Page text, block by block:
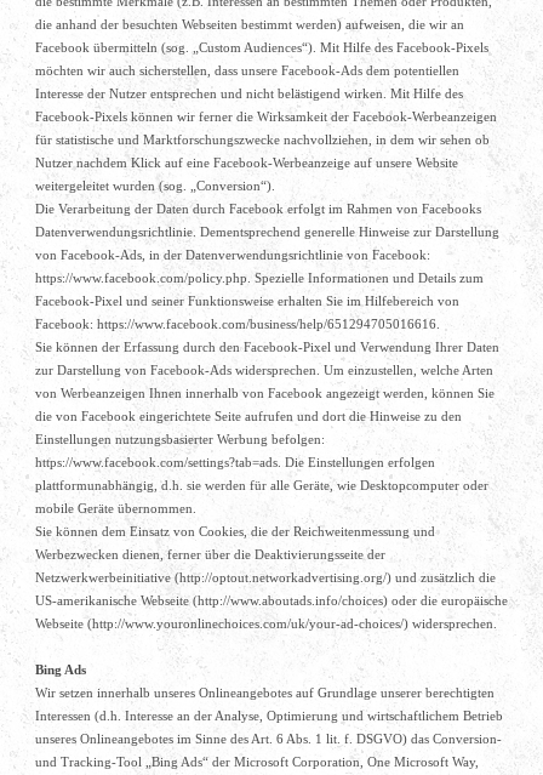
die anhand der besuchten Webseiten bestimmt werden) aufweisen, die wir an
Facebook übermitteln (sog. „Custom Audiences“). Mit Hilfe des Facebook-Pixels
möchten wir auch sicherstellen, dass unsere Facebook-Ads dem potentiellen
Interesse der Nutzer entsprechen und nicht belästigend wirken. Mit Hilfe des
Facebook-Pixels können wir ferner die Wirksamkeit der Facebook-Werbeanzeigen
für statistische und Marktforschungszwecke nachvollziehen, in dem wir sehen ob
Nutzer nachdem Klick auf eine Facebook-Werbeanzeige auf unsere Website
weitergeleitet wurden (sog. „Conversion“).
Die Verarbeitung der Daten durch Facebook erfolgt im Rahmen von Facebooks
Datenverwendungsrichtlinie. Dementsprechend generelle Hinweise zur Darstellung
von Facebook-Ads, in der Datenverwendungsrichtlinie von Facebook:
https://www.facebook.com/policy.php. Spezielle Informationen und Details zum
Facebook-Pixel und seiner Funktionsweise erhalten Sie im Hilfebereich von
Facebook: https://www.facebook.com/business/help/651294705016616.
Sie können der Erfassung durch den Facebook-Pixel und Verwendung Ihrer Daten
zur Darstellung von Facebook-Ads widersprechen. Um einzustellen, welche Arten
von Werbeanzeigen Ihnen innerhalb von Facebook angezeigt werden, können Sie
die von Facebook eingerichtete Seite aufrufen und dort die Hinweise zu den
Einstellungen nutzungsbasierter Werbung befolgen:
https://www.facebook.com/settings?tab=ads. Die Einstellungen erfolgen
plattformunabhängig, d.h. sie werden für alle Geräte, wie Desktopcomputer oder
mobile Geräte übernommen.
Sie können dem Einsatz von Cookies, die der Reichweitenmessung und
Werbezwecken dienen, ferner über die Deaktivierungsseite der
Netzwerkwerbeinitiative (http://optout.networkadvertising.org/) und zusätzlich die
US-amerikanische Webseite (http://www.aboutads.info/choices) oder die europäische
Webseite (http://www.youronlinechoices.com/uk/your-ad-choices/) widersprechen.
Bing Ads
Wir setzen innerhalb unseres Onlineangebotes auf Grundlage unserer berechtigten
Interessen (d.h. Interesse an der Analyse, Optimierung und wirtschaftlichem Betrieb
unseres Onlineangebotes im Sinne des Art. 6 Abs. 1 lit. f. DSGVO) das Conversion-
und Tracking-Tool „Bing Ads“ der Microsoft Corporation, One Microsoft Way,